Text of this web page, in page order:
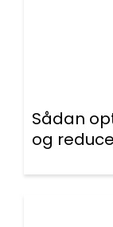
Sådan
og